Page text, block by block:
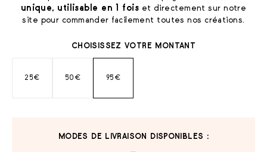
unique, utilisable en 1 fois et directement sur notre
site pour commander facilement toutes nos créations.
CHOISISSEZ VOTRE MONTANT
25€ 50€ 95€
MODES DE LIVRAISON DISPONIBLES :